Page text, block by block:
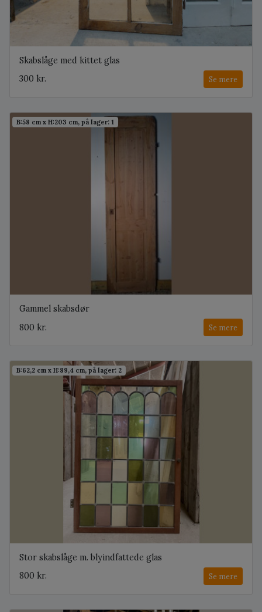
Skabslåge med kittet glas
300 kr.
Se mere
B:58 cm x H:203 cm, på lager: 1
Gammel skabsdør
800 kr.
Se mere
B:62,2 cm x H:89,4 cm, på lager: 2
Stor skabslåge m. blyindfattede glas
800 kr.
Se mere